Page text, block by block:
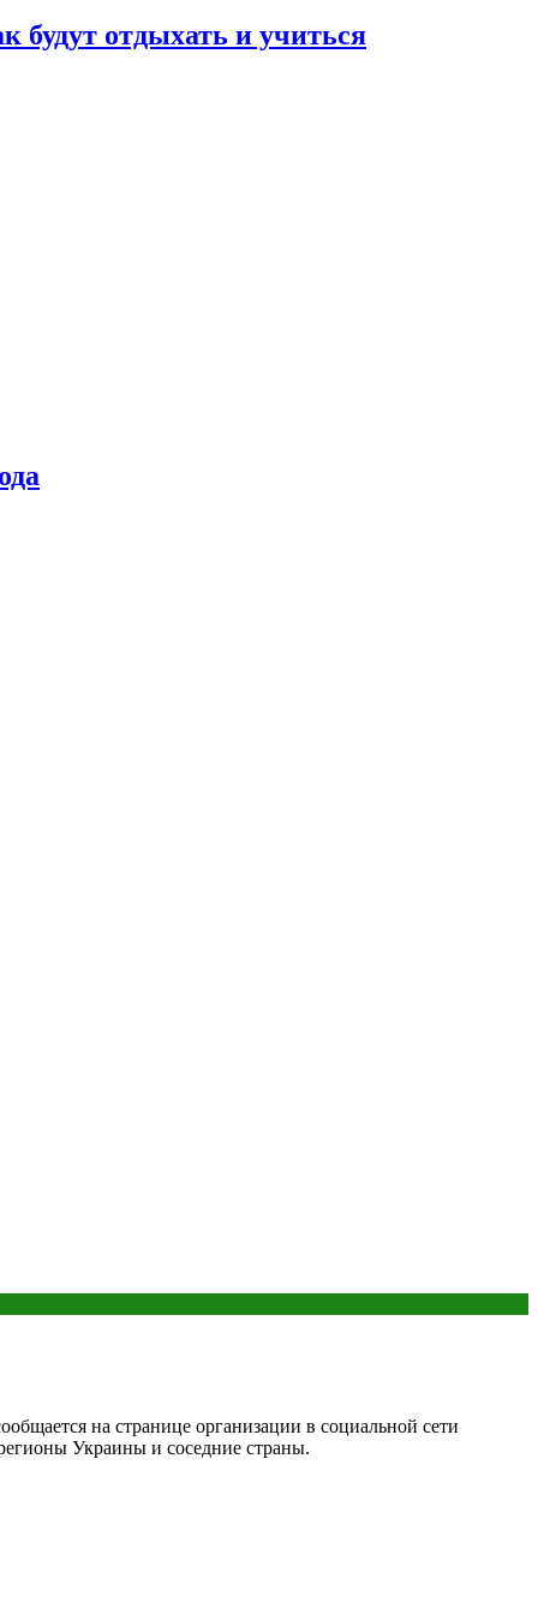
будут отдыхать и учиться
на странице организации в социальной сети
Украины и соседние страны.